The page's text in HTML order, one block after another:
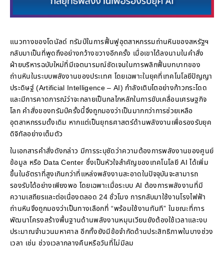
แนวทางของโดนัลด์ ทรัมป์ในการฟื้นฟูอุตสาหกรรมถ่านหินของสหรัฐฯ
กลับมาเป็นที่พูดถึงอย่างกว้างขวางอีกครั้ง เมื่อเขาได้ลงนามในคำสั่ง
ฝ่ายบริหารฉบับใหม่ที่มีเจตนารมณ์ชัดเจนในการพลิกฟื้นบทบาทของ
ถ่านหินในระบบพลังงานของประเทศ โดยเฉพาะในยุคที่เทคโนโลยีปัญญา
ประดิษฐ์ (Artificial Intelligence – AI) กำลังเติบโตอย่างก้าวกระโดด
และมีการคาดการณ์ว่าจะกลายเป็นกลไกหลักในการขับเคลื่อนเศรษฐกิจ
โลก คำสั่งของทรัมป์ครั้งนี้จึงถูกมองว่าเป็นมากกว่าการช่วยเหลือ
อุตสาหกรรมดั้งเดิม หากแต่เป็นยุทธศาสตร์ด้านพลังงานเพื่อรองรับยุค
ดิจิทัลอย่างเต็มตัว
ในเอกสารคำสั่งดังกล่าว มีการระบุชัดว่าความต้องการพลังงานของศูนย์
ข้อมูล หรือ Data Center ซึ่งเป็นหัวใจสำคัญของเทคโนโลยี AI ได้เพิ่ม
ขึ้นในอัตราที่สูงเกินกว่าที่แหล่งพลังงานสะอาดในปัจจุบันจะสามารถ
รองรับได้อย่างเพียงพอ โดยเฉพาะเมื่อระบบ AI ต้องการพลังงานที่มี
ความเสถียรและต่อเนื่องตลอด 24 ชั่วโมง การกลับมาใช้งานโรงไฟฟ้า
ถ่านหินจึงถูกมองว่าเป็นทางเลือกที่ “พร้อมใช้งานทันที” ในขณะที่การ
พัฒนาโครงสร้างพื้นฐานด้านพลังงานหมุนเวียนยังต้องใช้เวลาและงบ
ประมาณจำนวนมหาศาล อีกทั้งยังมีข้อจำกัดด้านประสิทธิภาพในบางช่วง
เวลา เช่น ช่วงเวลากลางคืนหรือวันที่ไม่มีลม